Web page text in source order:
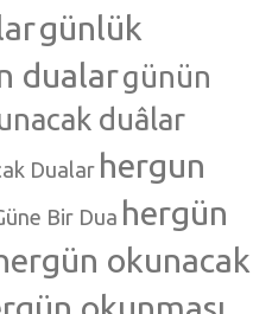
günlük
dualargünün
duâlar
Dualar hergun
Bir Dua hergün
okunacak